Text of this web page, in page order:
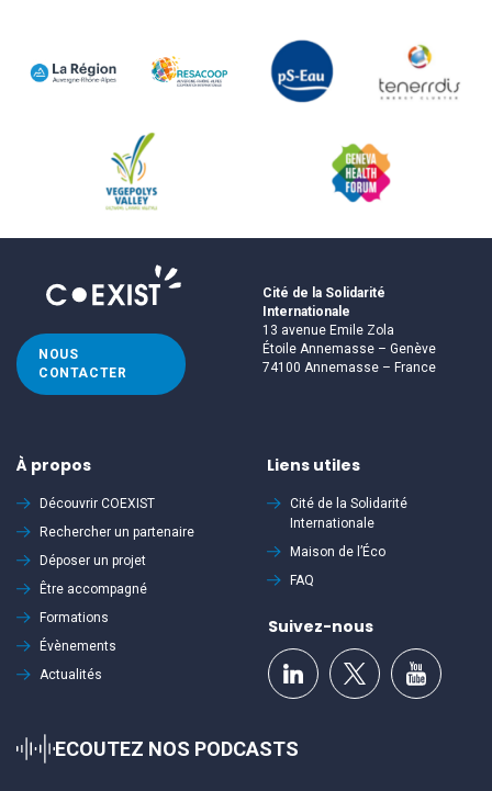
NOUS
CONTACTER
Cité de la Solidarité
Internationale
13 avenue Emile Zola
Étoile Annemasse – Genève
74100 Annemasse – France
À propos
Découvrir COEXIST
Rechercher un partenaire
Déposer un projet
Être accompagné
Formations
Évènements
Actualités
Liens utiles
Cité de la Solidarité
Internationale
Maison de l’Éco
FAQ
Suivez-nous
ECOUTEZ NOS PODCASTS